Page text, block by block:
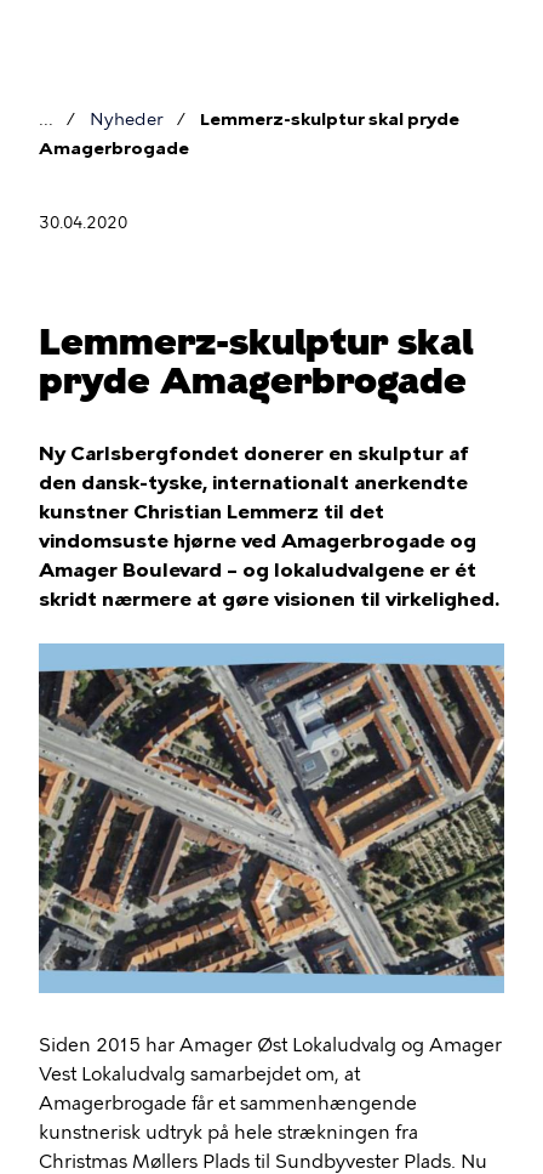
Brødkrumme
Nyheder
Lemmerz-skulptur skal pryde
Amagerbrogade
30.04.2020
Lemmerz-skulptur skal
pryde Amagerbrogade
Ny Carlsbergfondet donerer en skulptur af
den dansk-tyske, internationalt anerkendte
kunstner Christian Lemmerz til det
vindomsuste hjørne ved Amagerbrogade og
Amager Boulevard – og lokaludvalgene er ét
skridt nærmere at gøre visionen til virkelighed.
Siden 2015 har Amager Øst Lokaludvalg og Amager
Vest Lokaludvalg samarbejdet om, at
Amagerbrogade får et sammenhængende
kunstnerisk udtryk på hele strækningen fra
Christmas Møllers Plads til Sundbyvester Plads. Nu